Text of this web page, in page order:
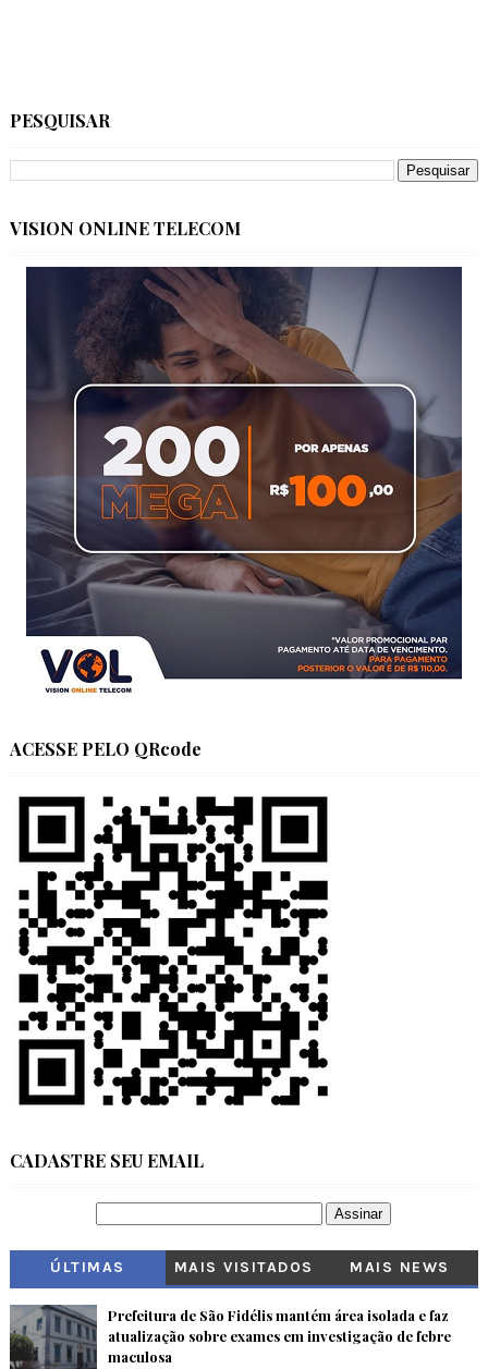
PESQUISAR
VISION ONLINE TELECOM
ACESSE PELO QRcode
CADASTRE SEU EMAIL
ÚLTIMAS MAIS VISITADOS MAIS NEWS
Prefeitura de São Fidélis mantém área isolada e faz
atualização sobre exames em investigação de febre
maculosa